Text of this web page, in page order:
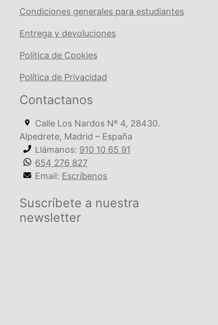
Condiciones generales para estudiantes
Entrega y devoluciones
Política de Cookies
Política de Privacidad
Contactanos
Calle Los Nardos Nº 4, 28430.
Alpedrete, Madrid – España
Llámanos: 910 10 65 91
654 276 827
Email: Escríbenos
Suscríbete a nuestra
newsletter